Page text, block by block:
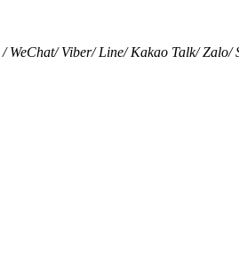
/WeChat/Viber/Line/Kakao Talk/Zalo/